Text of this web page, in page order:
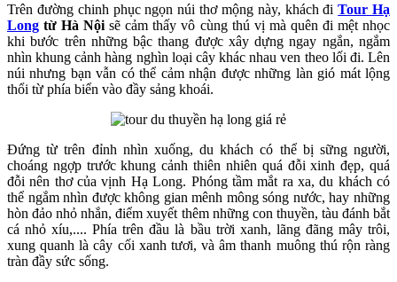
Trên đường chinh phục ngọn núi thơ mộng này, khách điTour Hạ
Long từ Hà Nội sẽ cảm thấy vô cùng thú vị mà quên đi mệt nhọc
khi bước trên những bậc thang được xây dựng ngay ngắn, ngắm
nhìn khung cảnh hàng nghìn loại cây khác nhau ven theo lối đi. Lên
núi nhưng bạn vẫn có thể cảm nhận được những làn gió mát lộng
thổi từ phía biển vào đầy sảng khoái.
Đứng từ trên đỉnh nhìn xuống, du khách có thể bị sững người,
choáng ngợp trước khung cảnh thiên nhiên quá đỗi xinh đẹp, quá
đỗi nên thơ của vịnh Hạ Long. Phóng tầm mắt ra xa, du khách có
thể ngắm nhìn được không gian mênh mông sóng nước, hay những
hòn đảo nhỏ nhắn, điểm xuyết thêm những con thuyền, tàu đánh bắt
cá nhỏ xíu,.... Phía trên đầu là bầu trời xanh, lãng đãng mây trôi,
xung quanh là cây cối xanh tươi, và âm thanh muông thú rộn ràng
tràn đầy sức sống.